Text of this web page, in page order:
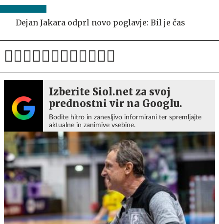
Dejan Jakara odprl novo poglavje: Bil je čas
Izberite Siol.net za svoj
prednostni vir na Googlu.
Bodite hitro in zanesljivo informirani ter spremljajte
aktualne in zanimive vsebine.